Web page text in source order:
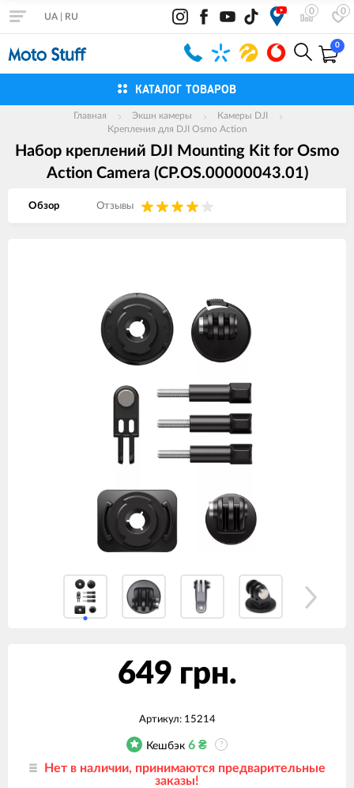
0 0
UA RU
0
КАТАЛОГ ТОВАРОВ
Главная Экшн камеры
Камеры DJI
Крепления для DJI Osmo Action
Набор креплений DJI Mounting Kit for Osmo
Action Camera (CP.OS.00000043.01)
Обзор Отзывы
649 грн.
Артикул: 15214
Кешбэк 6 ₴ ?
Нет в наличии, принимаются предварительные
заказы!